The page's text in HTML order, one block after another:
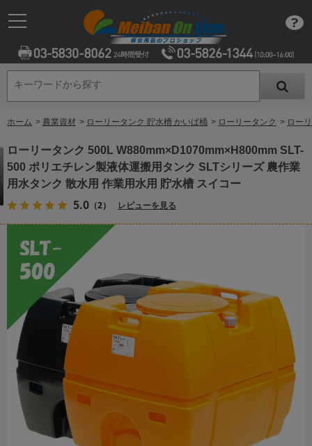
キーワードから探す
キーワードから探す
ホーム > 農業資材 > ローリータンク 貯水槽 かいば桶 > ローリータンク > ロー
ローリータンク 500L W880mm×D1070mm×H800mm SLT-
500 ポリエチレン製液体運搬用タンク SLTシリーズ 農作業
用水タンク 散水用 作業用水用 貯水槽 スイコー
5.0 （2） レビューを見る